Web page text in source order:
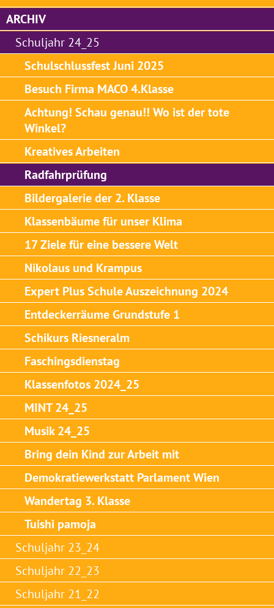
ARCHIV
Schuljahr 24_25
Schulschlussfest Juni 2025
Besuch Firma MACO 4.Klasse
Achtung! Schau genau!! Wo ist der tote
Winkel?
Kreatives Arbeiten
Radfahrprüfung
Bildergalerie der 2. Klasse
Klassenbäume für unser Klima
17 Ziele für eine bessere Welt
Nikolaus und Krampus
Expert Plus Schule Auszeichnung 2024
Entdeckerräume Grundstufe 1
Schikurs Riesneralm
Faschingsdienstag
Klassenfotos 2024_25
MINT 24_25
Musik 24_25
Bring dein Kind zur Arbeit mit
Demokratiewerkstatt Parlament Wien
Wandertag 3. Klasse
Tuishi pamoja
Schuljahr 23_24
Schuljahr 22_23
Schuljahr 21_22